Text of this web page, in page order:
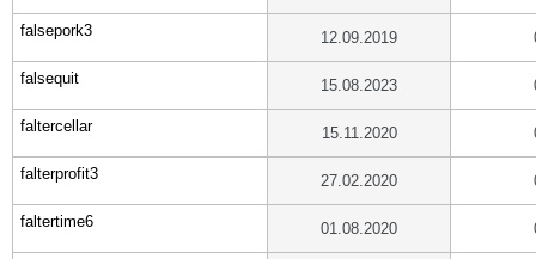
falsepork3 12.09.2019
falsequit 15.08.2023
faltercellar 15.11.2020
falterprofit3 27.02.2020
faltertime6 01.08.2020